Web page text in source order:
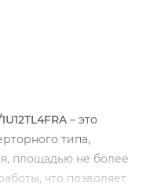
U12TL4FRA – это
типа,
площадью не более
что позволяет